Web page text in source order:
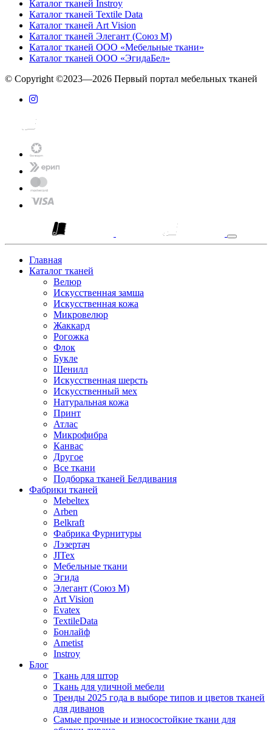
Каталог тканей Instroy
Каталог тканей Textile Data
Каталог тканей Art Vision
Каталог тканей Элегант (Союз М)
Каталог тканей ООО «Мебельные ткани»
Каталог тканей ООО «ЭгидаБел»
© Copyright ©2023—2026 Первый портал мебельных тканей
Главная
Каталог тканей
Велюр
Искусственная замша
Искусственная кожа
Микровелюр
Жаккард
Рогожка
Флок
Букле
Шенилл
Искусственная шерсть
Искусственный мех
Натуральная кожа
Принт
Атлас
Микрофибра
Канвас
Другое
Все ткани
Подборка тканей Белдивания
Фабрики тканей
Mebeltex
Arben
Belkraft
Фабрика Фурнитуры
Лэзертач
JITex
Мебельные ткани
Эгида
Элегант (Союз М)
Art Vision
Evatex
TextileData
Бонлайф
Ametist
Instroy
Блог
Ткань для штор
Ткань для уличной мебели
Тренды 2025 года в выборе типов и цветов тканей
для диванов
Самые прочные и износостойкие ткани для